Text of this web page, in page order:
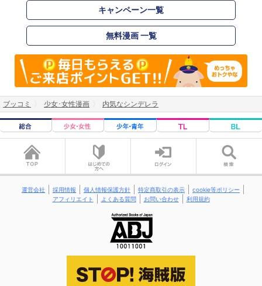
キャンペーン一覧
無料漫画 一覧
ブッコミ 少女･女性漫画 内気なシンデレラ
運営会社 採用情報 個人情報保護方針 特定商取引の表示
cookie等ポリシー
アフィリエイト
よくある質問 お問い合わせ 利用規約